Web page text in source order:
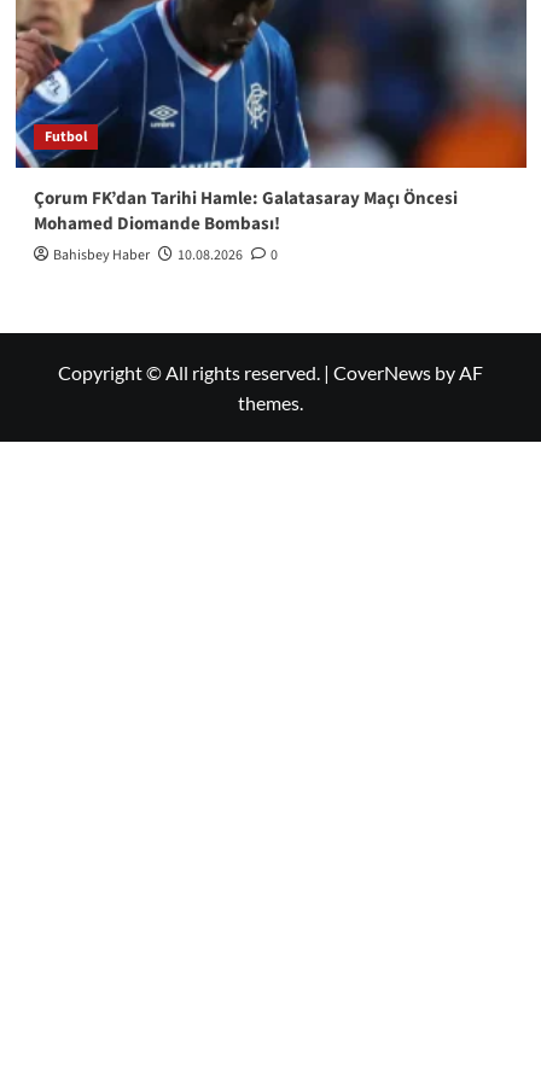
Futbol
Çorum FK’dan Tarihi Hamle: Galatasaray Maçı Öncesi
Mohamed Diomande Bombası!
Bahisbey Haber 10.08.2026 0
Copyright © All rights reserved. | CoverNews by AF
themes.